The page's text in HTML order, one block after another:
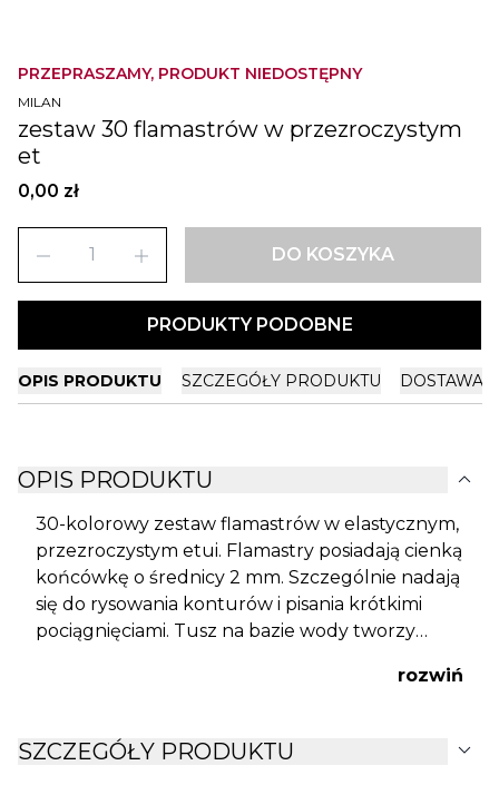
PRZEPRASZAMY, PRODUKT NIEDOSTĘPNY
MILAN
zestaw 30 flamastrów w przezroczystym
et
0,00 zł
remove add DO KOSZYKA
PRODUKTY PODOBNE
OPIS PRODUKTU SZCZEGÓŁY PRODUKTU DOSTAWA
OPIS PRODUKTU expand_more
30-kolorowy zestaw flamastrów w elastycznym,
przezroczystym etui. Flamastry posiadają cienką
końcówkę o średnicy 2 mm. Szczególnie nadają
się do rysowania konturów i pisania krótkimi
pociągnięciami. Tusz na bazie wody tworzy
sobą mieszać. Tusz można łatwo wyprać z
wodzie przez godzinę, a następnie prać w
pralce w niskiej temperaturze). Bezpieczna
rozwiń
SZCZEGÓŁY PRODUKTU expand_more